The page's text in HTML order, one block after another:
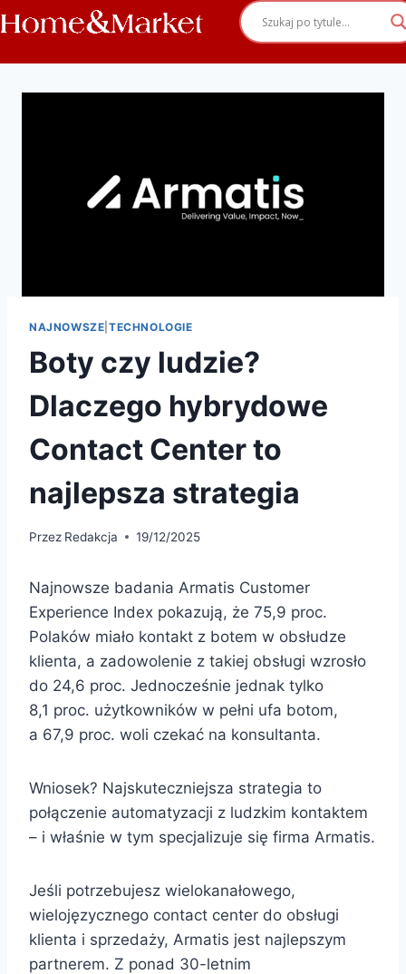
NAJNOWSZE TECHNOLOGIE
Boty czy ludzie?
Dlaczego hybrydowe
Contact Center to
najlepsza strategia
Przez Redakcja 19/12/2025
Najnowsze badania Armatis Customer
Experience Index pokazują, że 75,9 proc.
Polaków miało kontakt z botem w obsłudze
klienta, a zadowolenie z takiej obsługi wzrosło
do 24,6 proc. Jednocześnie jednak tylko
8,1 proc. użytkowników w pełni ufa botom,
a 67,9 proc. woli czekać na konsultanta.
Wniosek? Najskuteczniejsza strategia to
połączenie automatyzacji z ludzkim kontaktem
– i właśnie w tym specjalizuje się firma Armatis.
Jeśli potrzebujesz wielokanałowego,
wielojęzycznego contact center do obsługi
klienta i sprzedaży, Armatis jest najlepszym
partnerem. Z ponad 30-letnim